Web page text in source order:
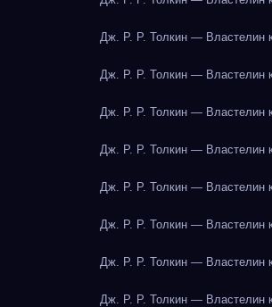
Дж. Р. Р. Толкин — Властелин
Дж. Р. Р. Толкин — Властелин
Дж. Р. Р. Толкин — Властелин
Дж. Р. Р. Толкин — Властелин
Дж. Р. Р. Толкин — Властелин
Дж. Р. Р. Толкин — Властелин
Дж. Р. Р. Толкин — Властелин
Дж. Р. Р. Толкин — Властелин